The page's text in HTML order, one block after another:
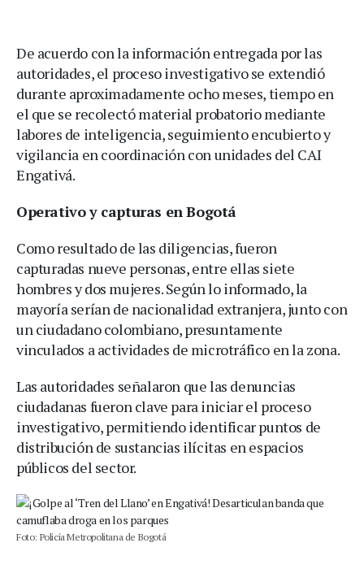
De acuerdo con la información entregada por las
autoridades, el proceso investigativo se extendió
durante aproximadamente ocho meses, tiempo en
el que se recolectó material probatorio mediante
labores de inteligencia, seguimiento encubierto y
vigilancia en coordinación con unidades del CAI
Engativá.
Operativo y capturas en Bogotá
Como resultado de las diligencias, fueron
capturadas nueve personas, entre ellas siete
hombres y dos mujeres. Según lo informado, la
mayoría serían de nacionalidad extranjera, junto con
un ciudadano colombiano, presuntamente
vinculados a actividades de microtráfico en la zona.
Las autoridades señalaron que las denuncias
ciudadanas fueron clave para iniciar el proceso
investigativo, permitiendo identificar puntos de
distribución de sustancias ilícitas en espacios
públicos del sector.
Foto: Policía Metropolitana de Bogotá